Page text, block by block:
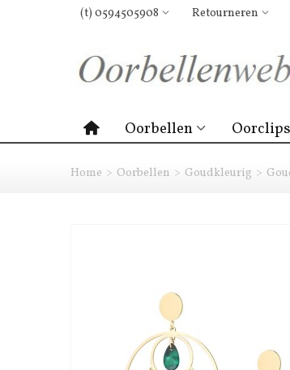
(t) 0594505908 Retourneren
Oorbellen Oorclips
Home > Oorbellen > Goudkleurig >